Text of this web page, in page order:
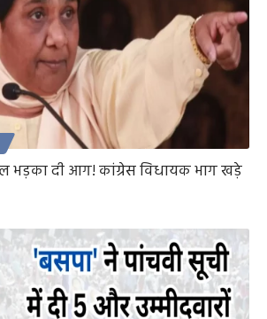
भड़का दी आग! कांग्रेस विधायक भाग खड़े